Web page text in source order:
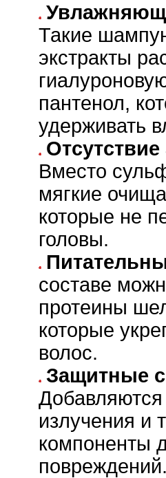
Такие
экстракты
пантенол,
удерживать
Вместо
мягкие
которые не
головы.
составе
протеины
которые
волос.
Защитные
излучения и
компоненты